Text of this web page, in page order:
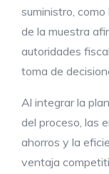
suministro,
de la muestra
autoridades
toma de
Al integrar la
del proceso, las
ahorros y la
ventaja